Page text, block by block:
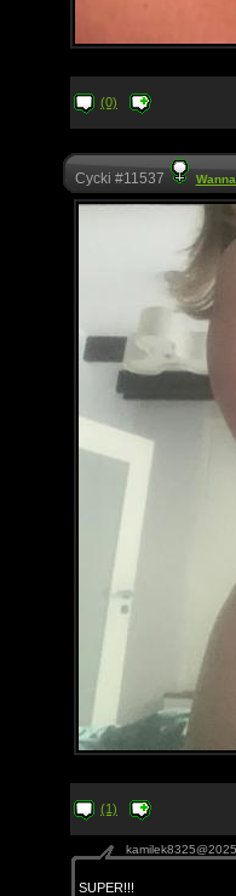
(0)
Cycki #11537
(1)
SUPER!!!